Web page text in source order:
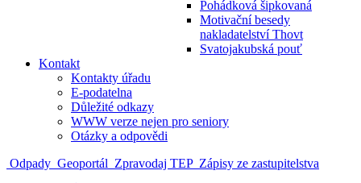
Pohádková šipkovaná
Motivační besedy
nakladatelství Thovt
Svatojakubská pouť
Kontakt
Kontakty úřadu
E-podatelna
Důležité odkazy
WWW verze nejen pro seniory
Otázky a odpovědi
Odpady Geoportál Zpravodaj TEP Zápisy ze zastupitelstva